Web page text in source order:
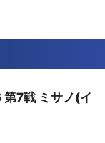
7戦 ミサノ(イ